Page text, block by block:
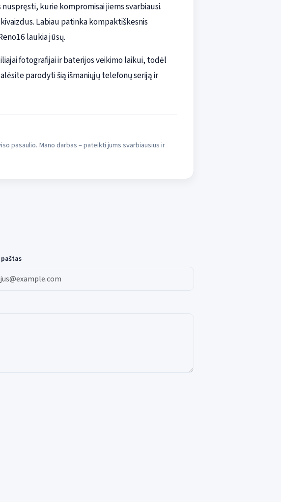
kurie kompromisai jiems svarbiausi.
Labiau patinka kompaktiškesnis
laukia jūsų.
fotografijai ir baterijos veikimo laikui, todėl
parodyti šią išmaniųjų telefonų seriją ir
pasaulio. Mano darbas – pateikti jums svarbiausius ir
paštas